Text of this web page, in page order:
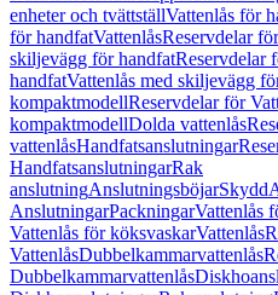
enheter och tvättställVattenlås för
för handfatVattenlåsReservdelar
skiljevägg för handfatReservdelar
handfatVattenlås med skiljevägg
kompaktmodellReservdelar för
kompaktmodellDolda vattenlås
vattenlåsHandfatsanslutningar
HandfatsanslutningarRak
anslutningAnslutningsböjarSkydd
AnslutningarPackningarVattenlås
Vattenlås för köksvaskarVattenlås
VattenlåsDubbelkammarvattenlås
Dubbelkammarvattenlås